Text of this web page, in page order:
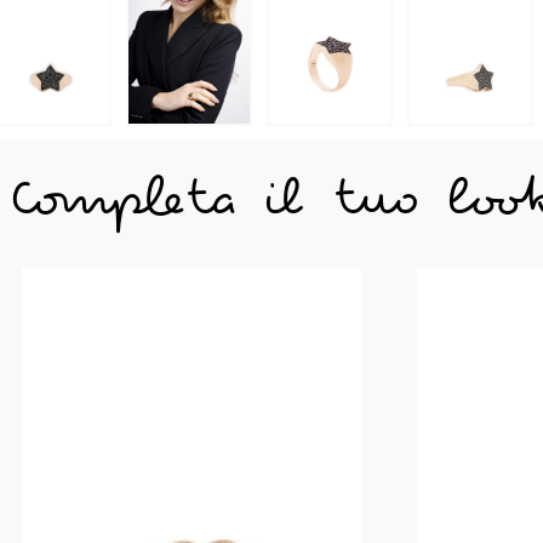
Completa il tuo